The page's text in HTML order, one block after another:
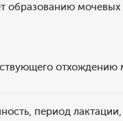
образованию
отхождению
период